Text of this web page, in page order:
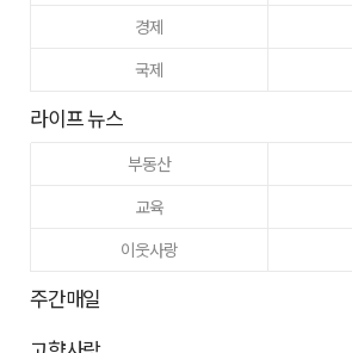
경제
국제
라이프 뉴스
부동산
교육
이웃사랑
주간매일